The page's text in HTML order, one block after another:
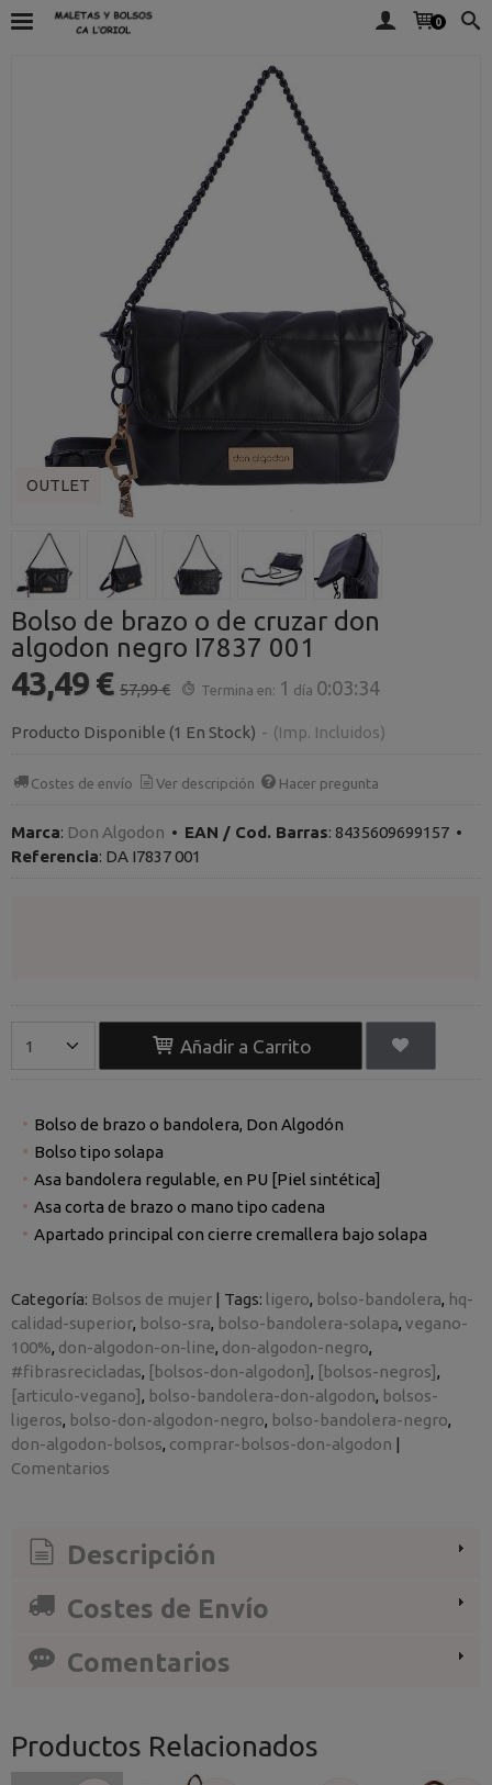
0
OUTLET
Bolso de brazo o de cruzar don
algodon negro I7837 001
43,49 € 57,99 € Termina en: 1 día 0:03:34
Producto Disponible (1 En Stock) - (Imp. Incluidos)
Costes de envío Ver descripción Hacer pregunta
Marca: Don Algodon • EAN / Cod. Barras: 8435609699157 •
Referencia: DA I7837 001
Añadir a Carrito
Bolso de brazo o bandolera, Don Algodón
Bolso tipo solapa
Asa bandolera regulable, en PU [Piel sintética]
Asa corta de brazo o mano tipo cadena
Apartado principal con cierre cremallera bajo solapa
Categoría: Bolsos de mujer | Tags: ligero bolso-bandolera hq-
calidad-superior bolso-sra bolso-bandolera-solapa vegano-
100% don-algodon-on-line don-algodon-negro
#fibrasrecicladas [bolsos-don-algodon]
[bolsos-negros]
[articulo-vegano]
bolso-bandolera-don-algodon bolsos-
ligeros bolso-don-algodon-negro bolso-bandolera-negro
don-algodon-bolsos comprar-bolsos-don-algodon |
Comentarios
Descripción
Costes de Envío
Comentarios
Productos Relacionados